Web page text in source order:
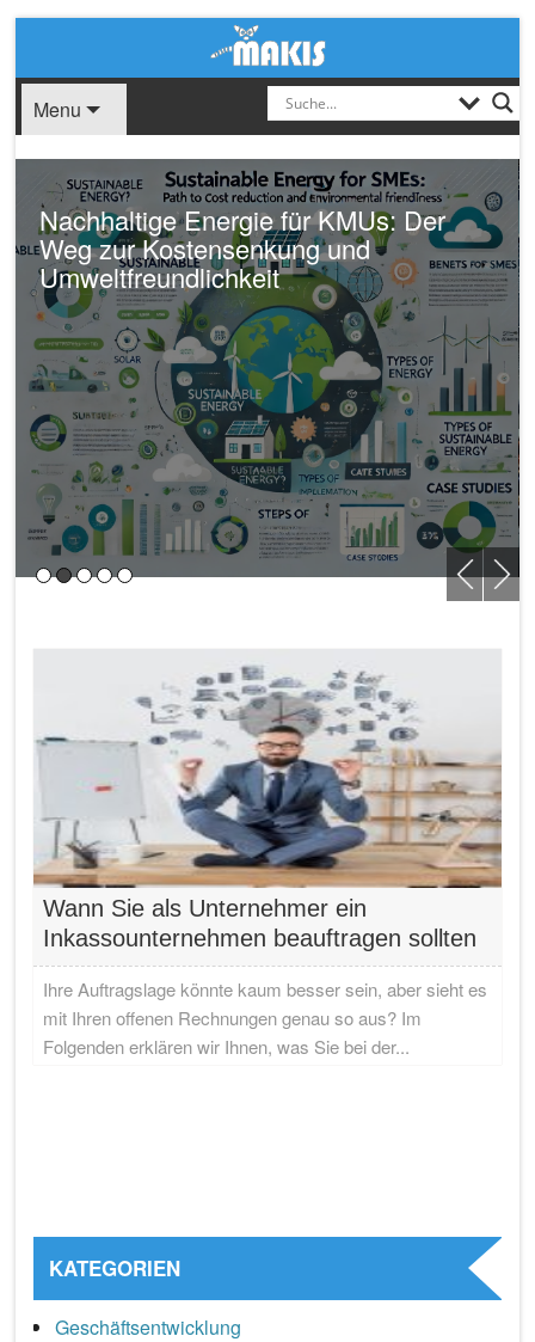
Menu
Nachhaltige Energie für KMUs: Der
Weg zur Kostensenkung und
Umweltfreundlichkeit
Wann Sie als Unternehmer ein
Inkassounternehmen beauftragen sollten
Ihre Auftragslage könnte kaum besser sein, aber sieht es
mit Ihren offenen Rechnungen genau so aus? Im
Folgenden erklären wir Ihnen, was Sie bei der...
KATEGORIEN
Geschäftsentwicklung